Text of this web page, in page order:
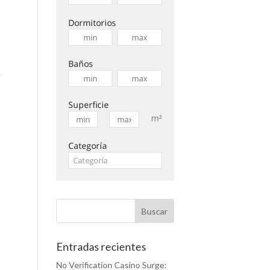
Dormitorios
Baños
Superficie
m²
Categoría
Entradas recientes
No Verification Casino Surge: